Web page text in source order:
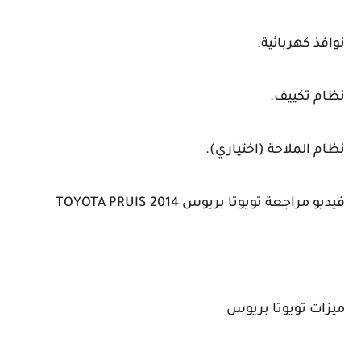
نوافذ كهربائية.
نظام تكييف.
نظام الملاحة (اختياري).
فيديو مراجعة تويوتا بريوس TOYOTA PRUIS 2014
ميزات تويوتا بريوس